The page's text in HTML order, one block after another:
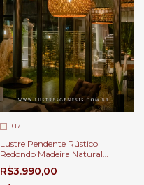
+17
Lustre Pendente Rústico
Redondo Madeira Natural
Ø80x40cm com Cúpula
Tecido Bege Lâmpada E-27
R$3.990,00